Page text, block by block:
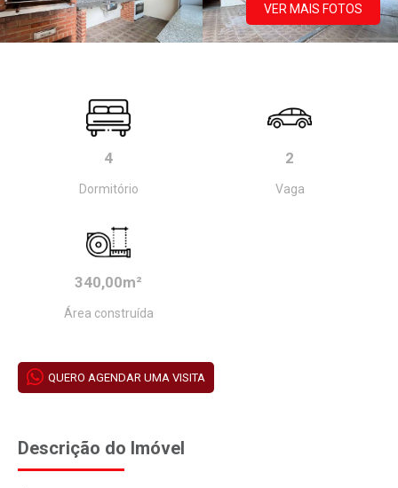
VER MAIS FOTOS
4
Dormitório
2
Vaga
340,00m²
Área construída
QUERO AGENDAR UMA VISITA
Descrição do Imóvel